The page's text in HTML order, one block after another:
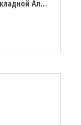
Детские столы и стулья Ника Стол складной Алина 2